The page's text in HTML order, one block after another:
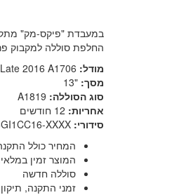
במעבדת "פיקס-מק"
החלפת סוללה למקבוק פרו "13 ממודל 2017-2016 (עם
מודל:
מסך: "13
סוג הסוללה:
אחריות: 12 חודשים
סידורי: Y3GI1CC16-XXXX
המחיר כולל
המוצר זמין
סוללה חדשה
זמני התקנה,